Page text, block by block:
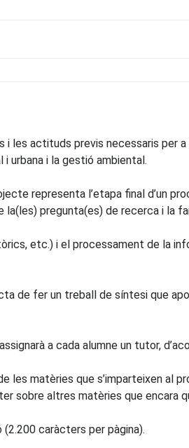
les actituds previs necessaris per
urbana i la gestió ambiental.
representa l’etapa final d’un
pregunta(es) de recerca i la
etc.) i el processament de la
de fer un treball de síntesi que
a cada alumne un tutor,
matèries que s’imparteixen al
sobre altres matèries que encara
caràcters per pàgina).